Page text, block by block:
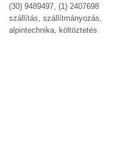
(30) 9489497, (1) 2407698
szállítás, szállítmányozás,
alpintechnika, költöztetés